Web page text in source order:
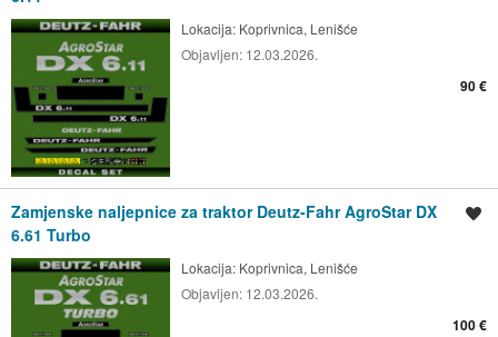
Lokacija: Koprivnica, Lenišće
Objavljen: 12.03.2026.
90 €
Zamjenske naljepnice za traktor Deutz-Fahr AgroStar DX
6.61 Turbo
Lokacija: Koprivnica, Lenišće
Objavljen: 12.03.2026.
100 €